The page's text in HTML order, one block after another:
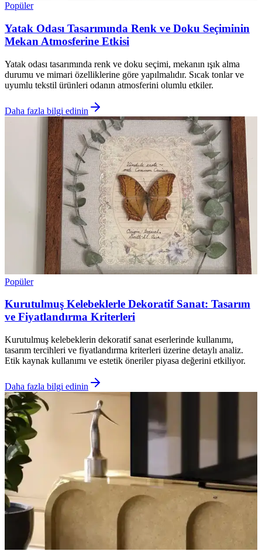
Popüler
Yatak Odası Tasarımında Renk ve Doku Seçiminin
Mekan Atmosferine Etkisi
Yatak odası tasarımında renk ve doku seçimi, mekanın ışık alma
durumu ve mimari özelliklerine göre yapılmalıdır. Sıcak tonlar ve
uyumlu tekstil ürünleri odanın atmosferini olumlu etkiler.
Daha fazla bilgi edinin
Popüler
Kurutulmuş Kelebeklerle Dekoratif Sanat: Tasarım
ve Fiyatlandırma Kriterleri
Kurutulmuş kelebeklerin dekoratif sanat eserlerinde kullanımı,
tasarım tercihleri ve fiyatlandırma kriterleri üzerine detaylı analiz.
Etik kaynak kullanımı ve estetik öneriler piyasa değerini etkiliyor.
Daha fazla bilgi edinin